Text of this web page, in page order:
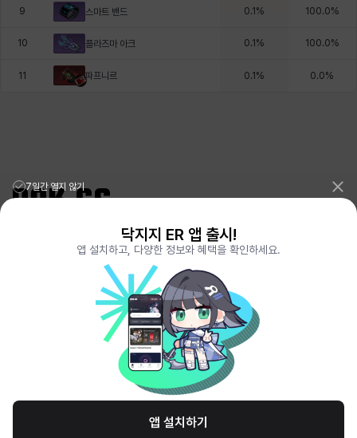
9 스마트 밴드 0.1 % 100.0%
10 플라즈마 아크 0.1 % 100.0%
11 파프니르 0.1 % 0.0%
리그오브레전드 전적검색 포로지지PORO.GG
전략적팀전투 TFT 전적검색 롤체지지 LOLCHESS.GG
메이플스토리 종합통계MAPLE.GG
VALORANT.DAK.GG
배틀그라운드 전적검색PUBG.DAK.GG
이터널 리턴 전적검색ER.DAK.GG
GENSHIN.DAK.GG
DEADLOCK.DAK.GG
서비스 이용 약관 개인정보 취급방침 제휴 문의 고객센터 채용
© All Rights Reserved. Hosted by PlayXP Inc. Eternal Return and all related
7일간 열지 않기
닥지지 ER 앱 출시!
앱 설치하고, 다양한 정보와 혜택을 확인하세요.
앱 설치하기